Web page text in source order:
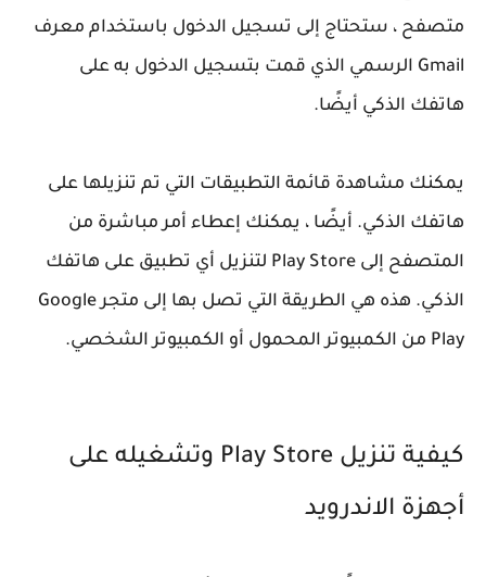
متصفح ، ستحتاج إلى تسجيل الدخول باستخدام معرف
Gmail الرسمي الذي قمت بتسجيل الدخول به على
هاتفك الذكي أيضًا.
يمكنك مشاهدة قائمة التطبيقات التي تم تنزيلها على
هاتفك الذكي. أيضًا ، يمكنك إعطاء أمر مباشرة من
المتصفح إلى Play Store لتنزيل أي تطبيق على هاتفك
الذكي. هذه هي الطريقة التي تصل بها إلى متجر Google
Play من الكمبيوتر المحمول أو الكمبيوتر الشخصي.
كيفية تنزيل Play Store وتشغيله على
أجهزة الاندرويد